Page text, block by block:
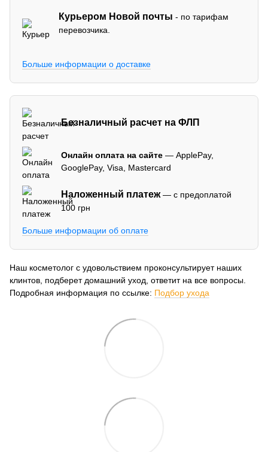
Курьером Новой почты - по тарифам
перевозчика.
Больше информации о доставке
Безналичный расчет на ФЛП
Онлайн оплата на сайте — ApplePay,
GooglePay, Visa, Mastercard
Наложенный платеж— с предоплатой
100 грн
Больше информации об оплате
Наш косметолог с удовольствием проконсультирует наших
клинтов, подберет домашний уход, ответит на все вопросы.
Подробная информация по ссылке: Подбор ухода